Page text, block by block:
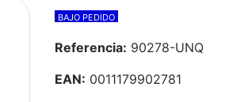
BAJO PEDIDO
Referencia: 90278-UNQ
EAN: 0011179902781